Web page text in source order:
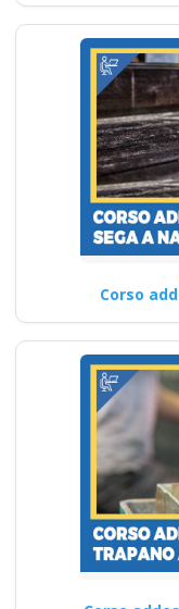
Corso